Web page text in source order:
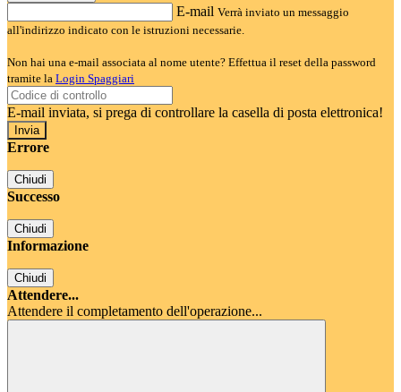
E-mail Verrà inviato un messaggio
all'indirizzo indicato con le istruzioni necessarie.
Non hai una e-mail associata al nome utente? Effettua il reset della password
tramite la Login Spaggiari
E-mail inviata, si prega di controllare la casella di posta elettronica!
Errore
Chiudi
Successo
Chiudi
Informazione
Chiudi
Attendere...
Attendere il completamento dell'operazione...